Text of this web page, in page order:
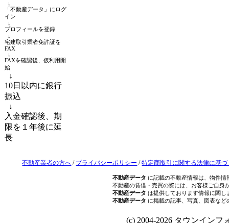
↓
「不動産データ」にログ
イン
↓
プロフィールを登録
↓
宅建取引業者免許証を
FAX
↓
FAXを確認後、仮利用開
始
↓
10日以内に銀行
振込
↓
入金確認後、期
限を１年後に延
長
不動産業者の方へ / プライバシーポリシー /特定商取引に関する法律に基
不動産データ に記載の不動産情報は、物件
不動産の賃借・売買の際には、お客様ご自身
不動産データ は提供しております情報に関し
不動産データ に掲載の記事、写真、図表な
(c) 2004-2026 タウンインフ